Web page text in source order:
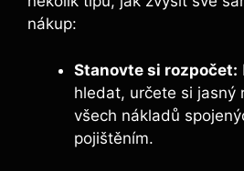
nákup:
Stanovte si rozpočet:
hledat, určete si jasný
všech nákladů
pojištěním.